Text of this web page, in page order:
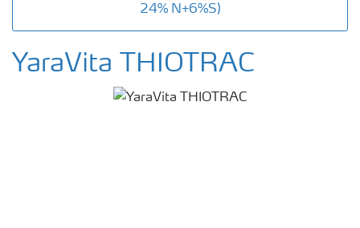
24% N+6%S)
YaraVita THIOTRAC